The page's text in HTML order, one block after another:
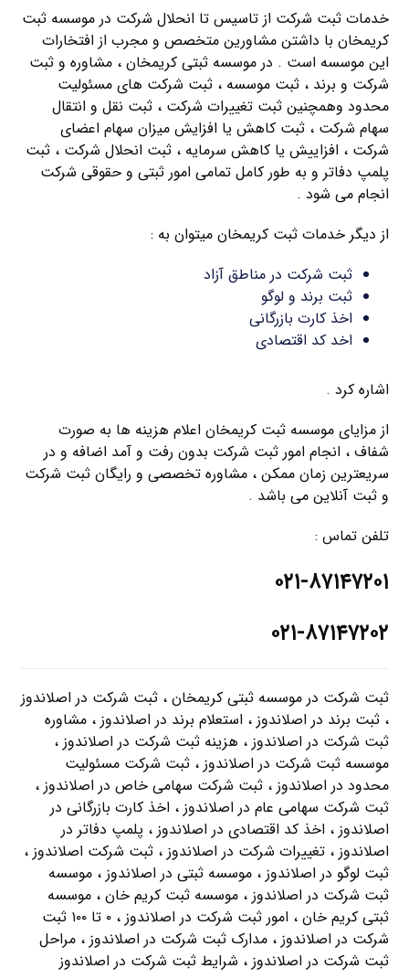
خدمات ثبت شرکت از تاسیس تا انحلال شرکت در موسسه ثبت
کریمخان با داشتن مشاورین متخصص و مجرب از افتخارات
این موسسه است . در موسسه ثبتی کریمخان ، مشاوره و ثبت
شرکت و برند ، ثبت موسسه ، ثبت شرکت های مسئولیت
محدود وهمچنین ثبت تغییرات شرکت ، ثبت نقل و انتقال
سهام شرکت ، ثبت کاهش یا افزایش میزان سهام اعضای
شرکت ، افزاییش یا کاهش سرمایه ، ثبت انحلال شرکت ، ثبت
پلمپ دفاتر و به طور کامل تمامی امور ثبتی و حقوقی شرکت
انجام می شود .
از دیگر خدمات ثبت کریمخان میتوان به :
ثبت شرکت در مناطق آزاد
ثبت برند و لوگو
اخذ کارت بازرگانی
اخد کد اقتصادی
اشاره کرد .
از مزایای موسسه ثبت کریمخان اعلام هزینه ها به صورت
شفاف ، انجام امور ثبت شرکت بدون رفت و آمد اضافه و در
سریعترین زمان ممکن ، مشاوره تخصصی و رایگان ثبت شرکت
و ثبت آنلاین می باشد .
تلفن تماس :
۰۲۱-۸۷۱۴۷۲۰۱
۰۲۱-۸۷۱۴۷۲۰۲
ثبت شرکت در موسسه ثبتی کریمخان ، ثبت شرکت در اصلاندوز
، ثبت برند در اصلاندوز ، استعلام برند در اصلاندوز ، مشاوره
ثبت شرکت در اصلاندوز ، هزینه ثبت شرکت در اصلاندوز ،
موسسه ثبت شرکت در اصلاندوز ، ثبت شرکت مسئولیت
محدود در اصلاندوز ، ثبت شرکت سهامی خاص در اصلاندوز ،
ثبت شرکت سهامی عام در اصلاندوز ، اخذ کارت بازرگانی در
اصلاندوز ، اخذ کد اقتصادی در اصلاندوز ، پلمپ دفاتر در
اصلاندوز ، تغییرات شرکت در اصلاندوز ، ثبت شرکت اصلاندوز ،
ثبت لوگو در اصلاندوز ، موسسه ثبتی در اصلاندوز ، موسسه
ثبت شرکت در اصلاندوز ، موسسه ثبت کریم خان ، موسسه
ثبتی کریم خان ، امور ثبت شرکت در اصلاندوز ، ۰ تا ۱۰۰ ثبت
شرکت در اصلاندوز ، مدارک ثبت شرکت در اصلاندوز ، مراحل
ثبت شرکت در اصلاندوز ، شرایط ثبت شرکت در اصلاندوز